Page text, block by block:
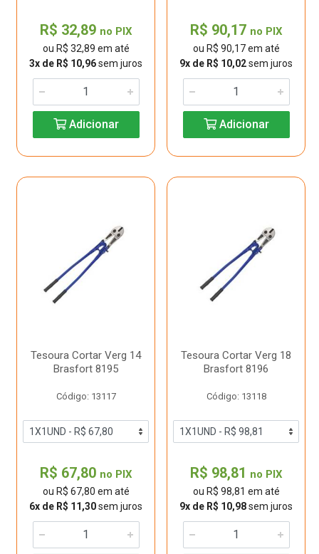
R$ 32,89 no PIX
ou R$ 32,89 em até
3x de R$ 10,96sem juros
Adicionar
R$ 90,17 no PIX
ou R$ 90,17 em até
9x de R$ 10,02sem juros
Adicionar
Tesoura Cortar Verg 14
Brasfort 8195
Código: 13117
R$ 67,80 no PIX
ou R$ 67,80 em até
6x de R$ 11,30sem juros
Tesoura Cortar Verg 18
Brasfort 8196
Código: 13118
R$ 98,81 no PIX
ou R$ 98,81 em até
9x de R$ 10,98sem juros